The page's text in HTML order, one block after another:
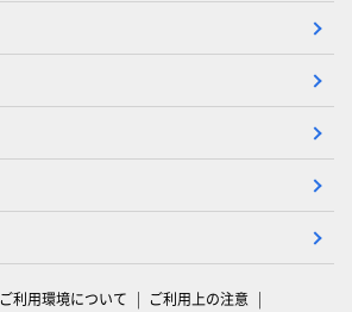
ご利用環境について
ご利用上の注意